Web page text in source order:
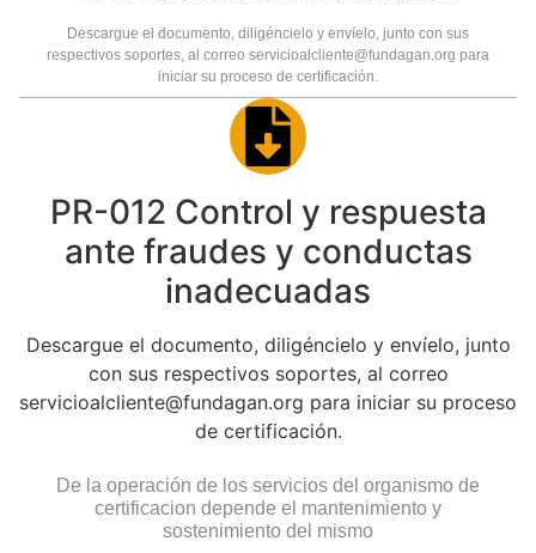
Descargue el documento, diligéncielo y envíelo, junto con sus
respectivos soportes, al correo servicioalcliente@fundagan.org para
iniciar su proceso de certificación.
PR-012 Control y respuesta
ante fraudes y conductas
inadecuadas
Descargue el documento, diligéncielo y envíelo, junto
con sus respectivos soportes, al correo
servicioalcliente@fundagan.org para iniciar su proceso
de certificación.
De la operación de los servicios del organismo de
certificacion depende el mantenimiento y
sostenimiento del mismo